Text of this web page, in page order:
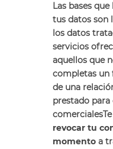
Las bases
tus datos son
los datos
servicios
aquellos que
completas un
de una
prestado
comerciales
revocar tu
momento a